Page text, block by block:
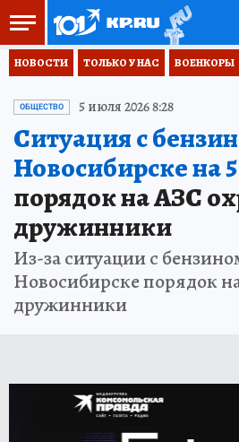
НОВОСТИ ТОЛЬКО У НАС ВОЕНКОРЫ
ОБЩЕСТВО 5 июля 2026 8:28
Ситуация с
Новосибирске на
порядок на АЗС
дружинники
Из-за ситуации с
Новосибирске порядок
дружинники